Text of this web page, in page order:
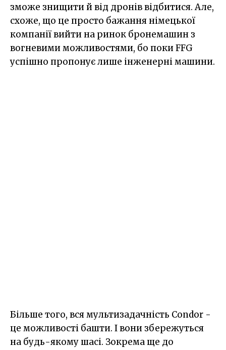
зможе знищити й від дронів відбитися. Але,
схоже, що це просто бажання німецької
компанії вийти на ринок бронемашин з
вогневими можливостями, бо поки FFG
успішно пропонує лише інженерні машини.
Більше того, вся мультизадачність Condor -
це можливості башти. І вони збережуться
на будь-якому шасі. Зокрема ще до